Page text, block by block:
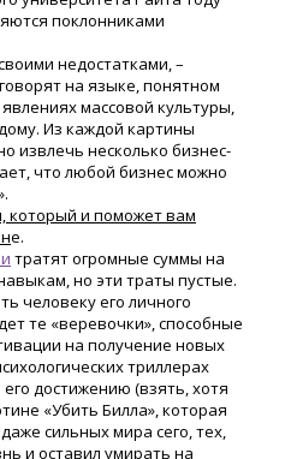
поклонниками
недостатками, –
на языке, понятном
массовой культуры,
Из каждой картины
извлечь несколько бизнес-
что любой бизнес можно
который и поможет вам
е.
тратят огромные суммы на
но эти траты пустые.
человеку его личного
те «веревочки», способные
на получение новых
триллерах
достижению (взять, хотя
«Убить Билла», которая
сильных мира сего, тех,
и оставил умирать на